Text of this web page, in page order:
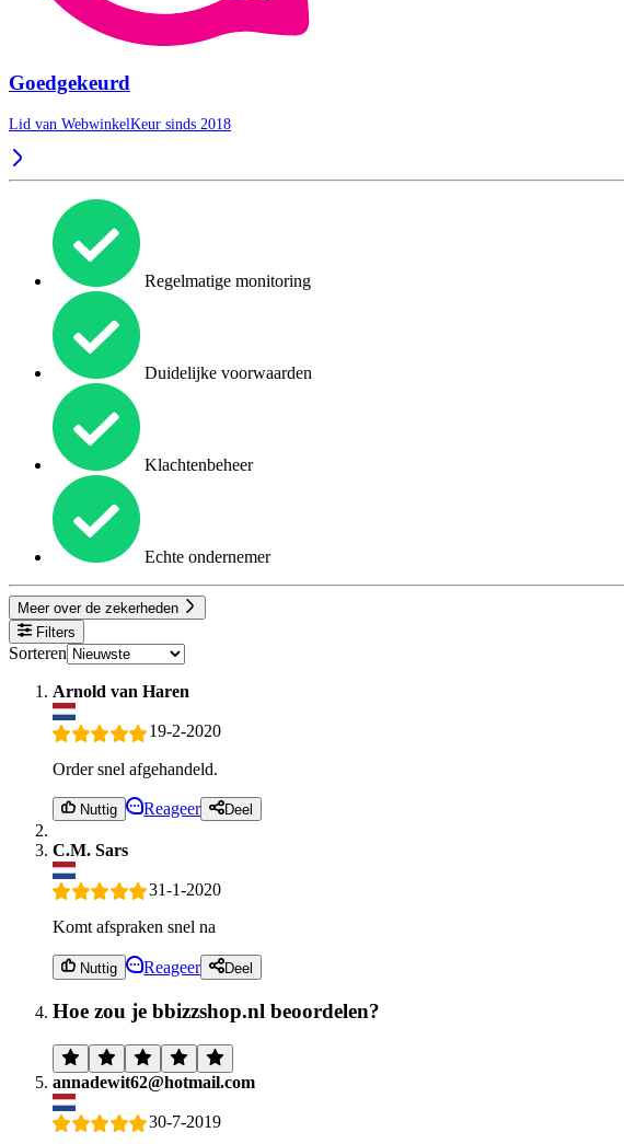
Goedgekeurd
Lid van WebwinkelKeur sinds 2018
Regelmatige monitoring
Duidelijke voorwaarden
Klachtenbeheer
Echte ondernemer
Meer over de zekerheden
Filters
Sorteren
Arnold van Haren
19-2-2020
Order snel afgehandeld.
Nuttig Reageer Deel
C.M. Sars
31-1-2020
Komt afspraken snel na
Nuttig Reageer Deel
Hoe zou je bbizzshop.nl beoordelen?
annadewit62@hotmail.com
30-7-2019